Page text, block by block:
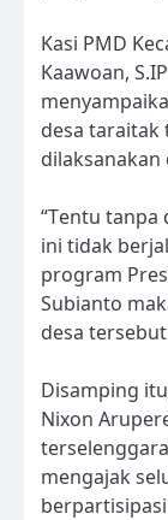
Kasi PMD
Kaawoan,
desa taraitak
dilaksanakan
“Tentu
ini tidak
program
Subianto
desa
Disamping
Nixon
mengajak